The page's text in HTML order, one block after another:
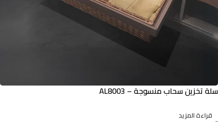
سلة تخزين سحاب منسوجة – AL8003
قراءة المزيد